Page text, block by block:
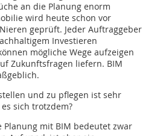
an die Planung enorm
wird heute schon vor
geprüft. Jeder Auftraggeber
Investieren
mögliche Wege aufzeigen
Zukunftsfragen liefern. BIM
und zu pflegen ist sehr
sich trotzdem?
Planung mit BIM bedeutet zwar